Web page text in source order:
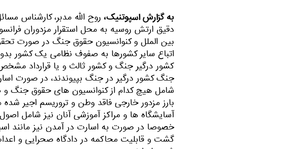
به گزارش اسپوتنیک، روح الله مدبر، کارشناس
دقیق ارتش روسیه به محل استقرار مزدوران
بین الملل و کنوانسیون حقوق جنگ در صورت
اتباع سایر کشورها به صفوف نظامی یک کشور
کشور درگیر جنگ و کشور ثالث و یا قرارداد
جنگ کشور درگیر در جنگ بپیوندند، در صورت
شامل هیچ کدام از کنوانسیون های حقوق جنگ
بارز مزدور خارجی فاقد وطن و تروریسم اجیر
آسایشگاه ها و مراکز آموزشی آنان نیز شامل
خصوصا در صورت به اسارت در آمدن نیز مانند
گشت و قابلیت محاکمه در دادگاه صحرایی و